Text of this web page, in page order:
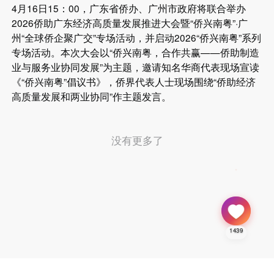
4月16日15：00，广东省侨办、广州市政府将联合举办
2026侨助广东经济高质量发展推进大会暨“侨兴南粤”·广
州“全球侨企聚广交”专场活动，并启动2026“侨兴南粤”系列
专场活动。本次大会以“侨兴南粤，合作共赢——侨助制造
业与服务业协同发展”为主题，邀请知名华商代表现场宣读
《“侨兴南粤”倡议书》，侨界代表人士现场围绕“侨助经济
高质量发展和两业协同”作主题发言。
没有更多了
1439